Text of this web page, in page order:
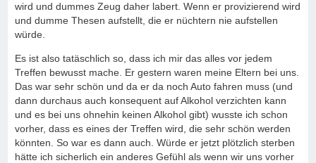
wird und dummes Zeug daher labert. Wenn er provizierend wird
und dumme Thesen aufstellt, die er nüchtern nie aufstellen
würde.
Es ist also tatäschlich so, dass ich mir das alles vor jedem
Treffen bewusst mache. Er gestern waren meine Eltern bei uns.
Das war sehr schön und da er da noch Auto fahren muss (und
dann durchaus auch konsequent auf Alkohol verzichten kann
und es bei uns ohnehin keinen Alkohol gibt) wusste ich schon
vorher, dass es eines der Treffen wird, die sehr schön werden
könnten. So war es dann auch. Würde er jetzt plötzlich sterben
hätte ich sicherlich ein anderes Gefühl als wenn wir uns vorher